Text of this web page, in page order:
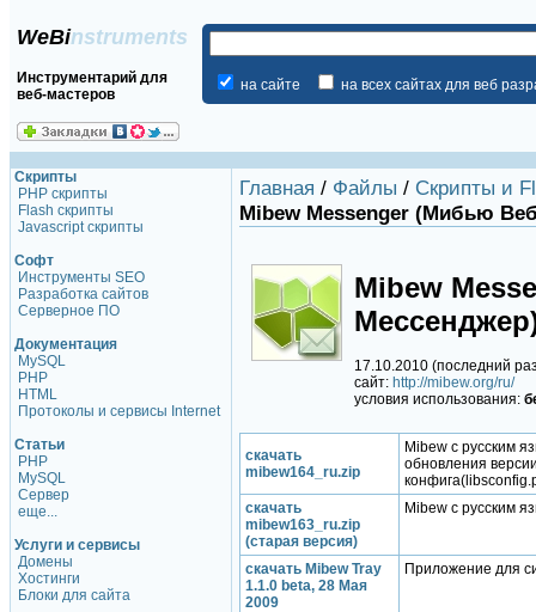
WeBinstruments
Инструментарий для
веб-мастеров
на сайте на всех сайтах для веб
Скрипты
PHP скрипты
Flash скрипты
Javascript скрипты
Софт
Инструменты SEO
Разработка сайтов
Серверное ПО
Документация
MySQL
PHP
HTML
Протоколы и сервисы Internet
Статьи
PHP
MySQL
Сервер
еще...
Услуги и сервисы
Домены
Хостинги
Блоки для сайта
Главная / Файлы / Скрипты и
Mibew Messenger (Мибью
Mibew
17.10.2010 (последний
сайт: http://mibew.org/ru/
условия использования:
скачать
mibew164_ru.zip
Mibew с русским
обновления
скачать
mibew163_ru.zip
(старая версия)
Mibew с русским
скачать Mibew Tray
1.1.0 beta, 28 Мая
2009
Приложение для